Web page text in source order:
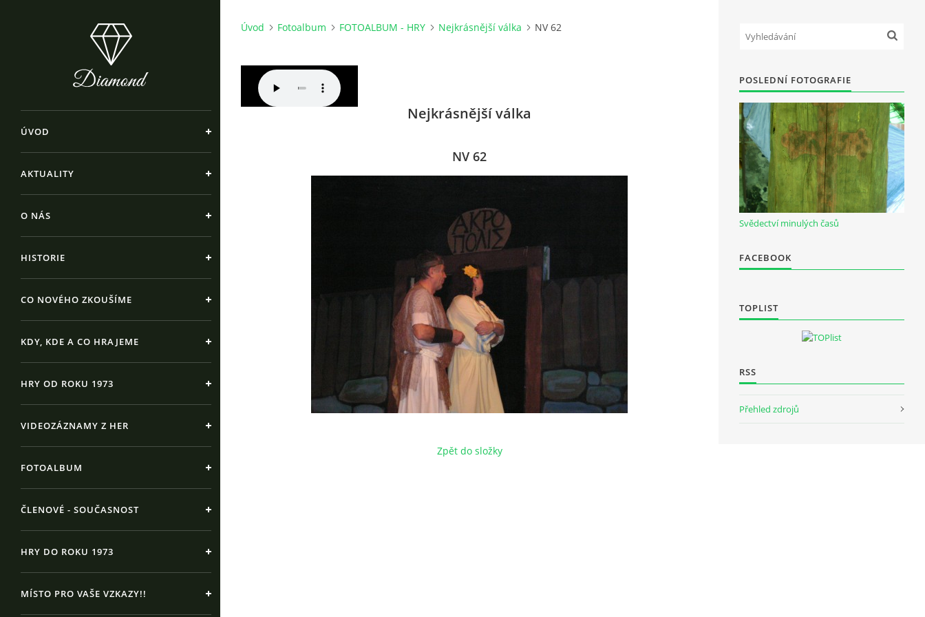
ÚVOD
AKTUALITY
O NÁS
HISTORIE
CO NOVÉHO ZKOUŠÍME
KDY, KDE A CO HRAJEME
HRY OD ROKU 1973
VIDEOZÁZNAMY Z HER
FOTOALBUM
ČLENOVÉ - SOUČASNOST
HRY DO ROKU 1973
MÍSTO PRO VAŠE VZKAZY!!
Úvod Fotoalbum FOTOALBUM - HRY Nejkrásnější válka NV 62
Nejkrásnější válka
NV 62
Zpět do složky
POSLEDNÍ FOTOGRAFIE
Svědectví minulých časů
FACEBOOK
TOPLIST
RSS
Přehled zdrojů